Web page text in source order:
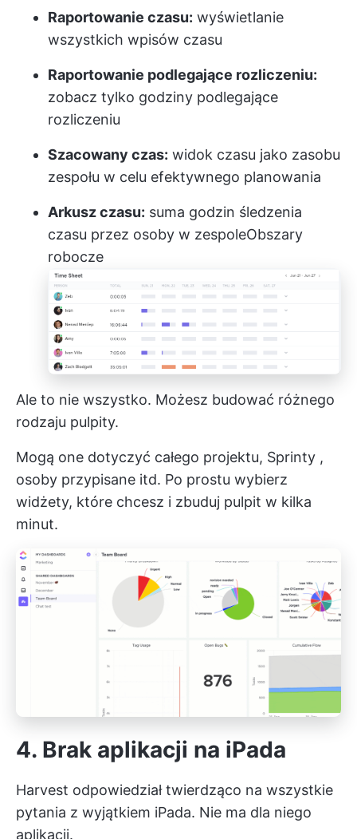
Raportowanie czasu: wyświetlanie
wszystkich wpisów czasu
Raportowanie podlegające rozliczeniu:
zobacz tylko godziny podlegające
rozliczeniu
Szacowany czas: widok czasu jako zasobu
zespołu w celu efektywnego planowania
Arkusz czasu: suma godzin śledzenia
czasu przez osoby w zespoleObszary
robocze
Ale to nie wszystko. Możesz budować różnego
rodzaju pulpity.
Mogą one dotyczyć całego projektu, Sprinty ,
osoby przypisane itd. Po prostu wybierz
widżety, które chcesz i zbuduj pulpit w kilka
minut.
4. Brak aplikacji na iPada
Harvest odpowiedział twierdząco na wszystkie
pytania z wyjątkiem iPada. Nie ma dla niego
aplikacji.